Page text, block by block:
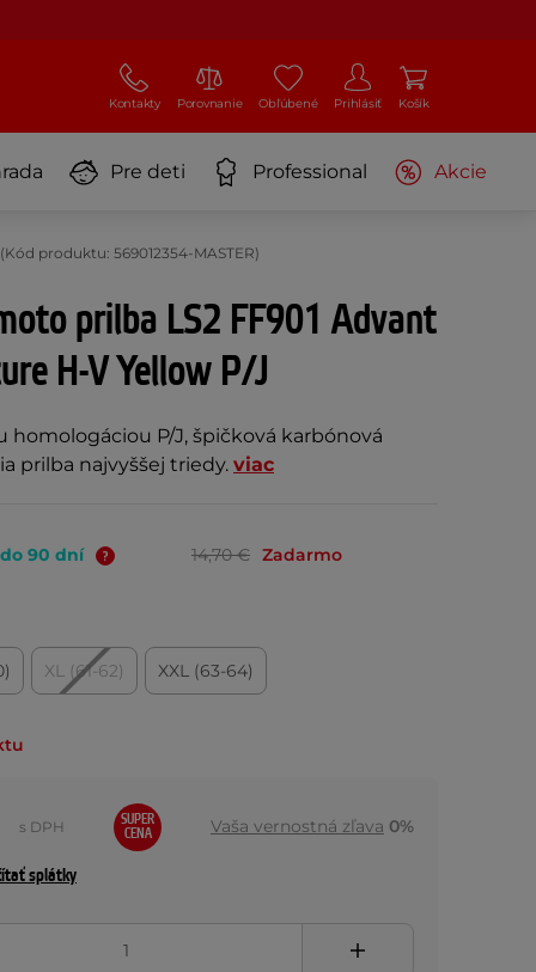
Kontakty Porovnanie Obľúbené Prihlásiť Košík
Pre deti Professional Akcie
produktu: 569012354-MASTER)
prilba LS2 FF901 Advant
H-V Yellow P/J
homologáciou P/J, špičková karbónová
prilba najvyššej triedy. viac
90 dní 14,70 € Zadarmo
XL (61-62) XXL (63-64)
s DPH
SUPER
CENA
Vaša vernostná zľava 0%
splátky